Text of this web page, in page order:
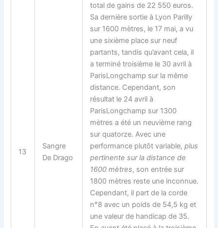
13
Sangre
De Drago
total de gains de 22 550 euros.
Sa dernière sortie à Lyon Parilly
sur 1600 mètres, le 17 mai, a vu
une sixième place sur neuf
partants, tandis qu’avant cela, il
a terminé troisième le 30 avril à
ParisLongchamp sur la même
distance. Cependant, son
résultat le 24 avril à
ParisLongchamp sur 1300
mètres a été un neuvième rang
sur quatorze. Avec une
performance plutôt variable,plus
pertinente sur la distance de
1600 mètres, son entrée sur
1800 mètres reste une inconnue.
Cependant, il part de la corde
n°8 avec un poids de 54,5 kg et
une valeur de handicap de 35.